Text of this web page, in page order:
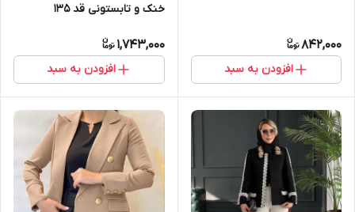
842,000
افزودن به سبد
خنک و تابستونی قد ۱۳۵
1,743,000
افزودن به سبد